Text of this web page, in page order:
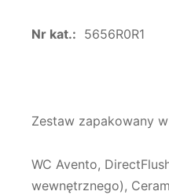
Nr kat.: 5656R0R1
Zestaw zapakowany
WC Avento,
wewnętrznego),